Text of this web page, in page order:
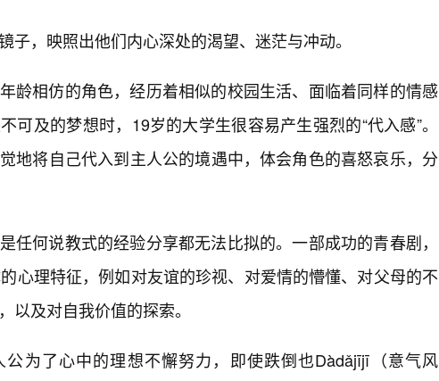
子，映照出他们内心深处的渴望、迷茫与冲动。
龄相仿的角色，经历着相似的校园生活、面临着同样的情感
可及的梦想时，19岁的大学生很容易产生强烈的“代入感”。
地将自己代入到主人公的境遇中，体会角色的喜怒哀乐，分
任何说教式的经验分享都无法比拟的。一部成功的青春剧，
心理特征，例如对友谊的珍视、对爱情的懵懂、对父母的不
以及对自我价值的探索。
为了心中的理想不懈努力，即使跌倒也Dàdǎjījī（意气风